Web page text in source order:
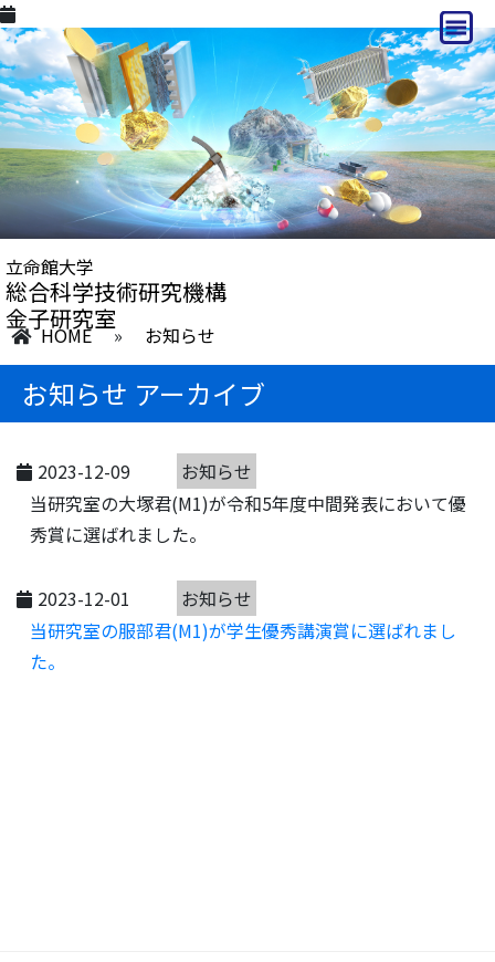
立命館大学
総合科学技術研究機構
金子研究室
HOME » お知らせ
お知らせ アーカイブ
2023-12-09
お知らせ
当研究室の大塚君(M1)が令和5年度中間発表において優
秀賞に選ばれました。
2023-12-01
お知らせ
当研究室の服部君(M1)が学生優秀講演賞に選ばれまし
た。